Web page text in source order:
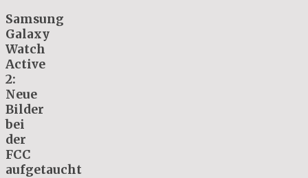
Samsung
Galaxy
Watch
Active
2:
Neue
Bilder
bei
der
FCC
aufgetaucht